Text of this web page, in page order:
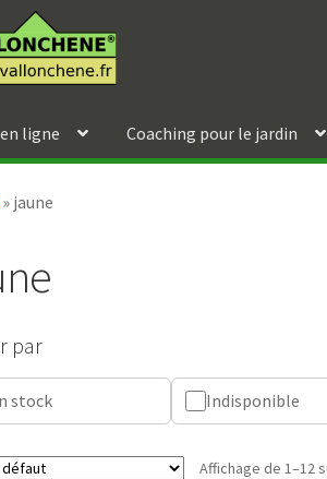
ligne Coaching pour le jardin
» jaune
par
stock Indisponible
Affichage de 1–12